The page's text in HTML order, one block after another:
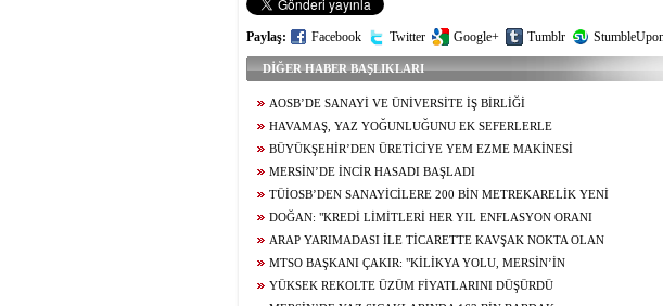
Paylaş: Facebook Twitter Google+ Tumblr
DİĞER HABER BAŞLIKLARI
AOSB’DE SANAYİ VE ÜNİVERSİTE İŞ BİRLİĞİ
HAVAMAŞ, YAZ YOĞUNLUĞUNU EK SEFERLERLE
KARŞILIYOR
BÜYÜKŞEHİR’DEN ÜRETİCİYE YEM EZME MAKİNESİ
DESTEĞİ
MERSİN’DE İNCİR HASADI BAŞLADI
TÜİOSB’DEN SANAYİCİLERE 200 BİN METREKARELİK YENİ
YATIRIM FIRSATI
DOĞAN: "KREDİ LİMİTLERİ HER YIL ENFLASYON ORANI
DİKKATE ALINARAK GÜNCELLENMELİDİR"
ARAP YARIMADASI İLE TİCARETTE KAVŞAK NOKTA OLAN
CİLVEGÖZÜ’NDEN GÜNDE BİN 500 TIR GİRİŞ-ÇIKIŞ YAPIYOR
MTSO BAŞKANI ÇAKIR: "KİLİKYA YOLU, MERSİN’İN
TURİZMDE YENİ KALKINMA ROTASI OLACAK"
YÜKSEK REKOLTE ÜZÜM FİYATLARINI DÜŞÜRDÜ